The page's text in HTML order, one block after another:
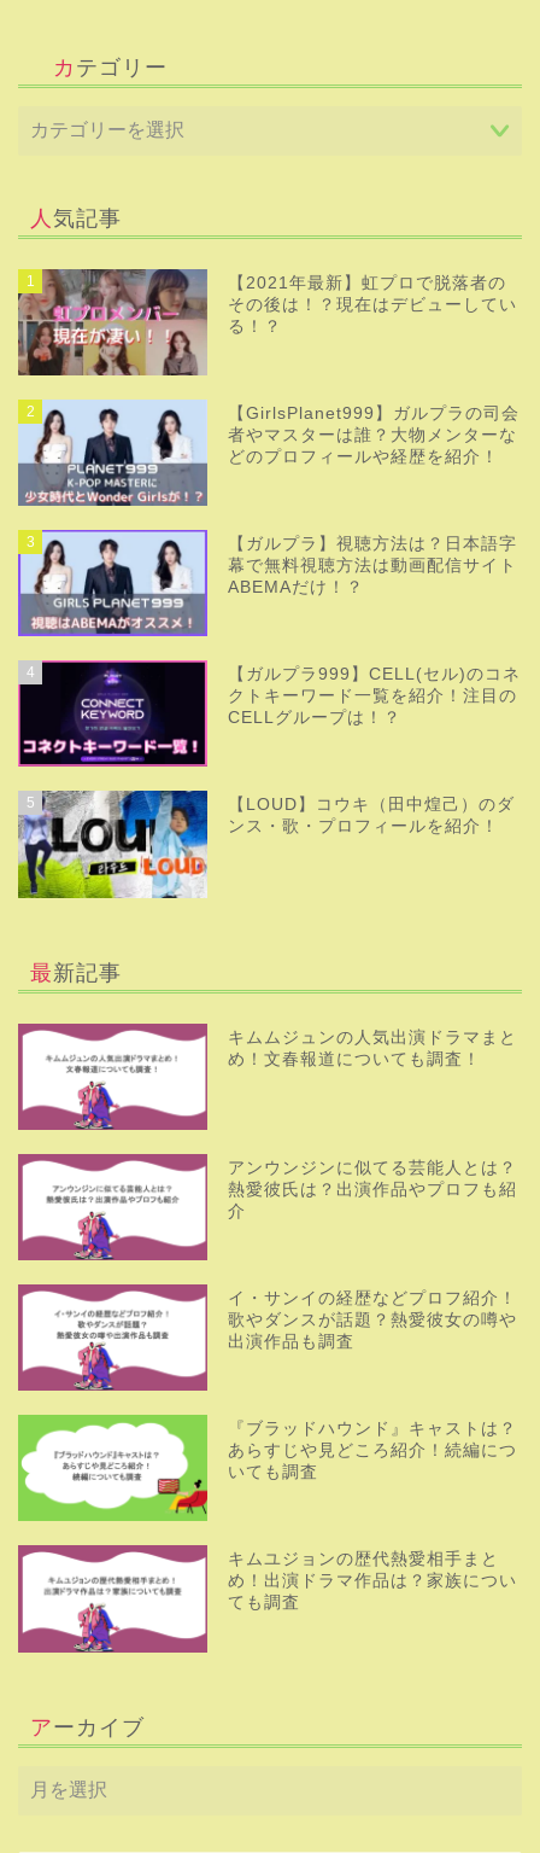
カテゴリー
人気記事
1
【2021年最新】虹プロで脱落者の
その後は！？現在はデビューしてい
る！？
2
【GirlsPlanet999】ガルプラの司会
者やマスターは誰？大物メンターな
どのプロフィールや経歴を紹介！
3
【ガルプラ】視聴方法は？日本語字
幕で無料視聴方法は動画配信サイト
ABEMAだけ！？
4
【ガルプラ999】CELL(セル)のコネ
クトキーワード一覧を紹介！注目の
CELLグループは！？
5
【LOUD】コウキ（田中煌己）のダ
ンス・歌・プロフィールを紹介！
最新記事
キムムジュンの人気出演ドラマまと
め！文春報道についても調査！
アンウンジンに似てる芸能人とは？
熱愛彼氏は？出演作品やプロフも紹
介
イ・サンイの経歴などプロフ紹介！
歌やダンスが話題？熱愛彼女の噂や
出演作品も調査
『ブラッドハウンド』キャストは？
あらすじや見どころ紹介！続編につ
いても調査
キムユジョンの歴代熱愛相手まと
め！出演ドラマ作品は？家族につい
ても調査
アーカイブ